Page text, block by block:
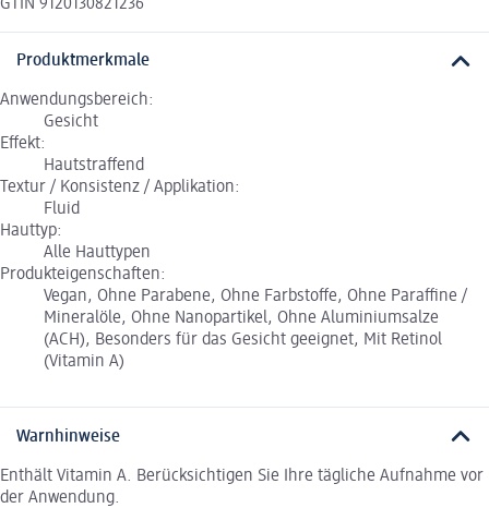
GTIN 9120130821236
Produktmerkmale
Anwendungsbereich:
Gesicht
Effekt:
Hautstraffend
Textur / Konsistenz / Applikation:
Fluid
Hauttyp:
Alle Hauttypen
Produkteigenschaften:
Vegan, Ohne Parabene, Ohne Farbstoffe, Ohne Paraffine /
Mineralöle, Ohne Nanopartikel, Ohne Aluminiumsalze
(ACH), Besonders für das Gesicht geeignet, Mit Retinol
(Vitamin A)
Warnhinweise
Enthält Vitamin A. Berücksichtigen Sie Ihre tägliche Aufnahme vor
der Anwendung.